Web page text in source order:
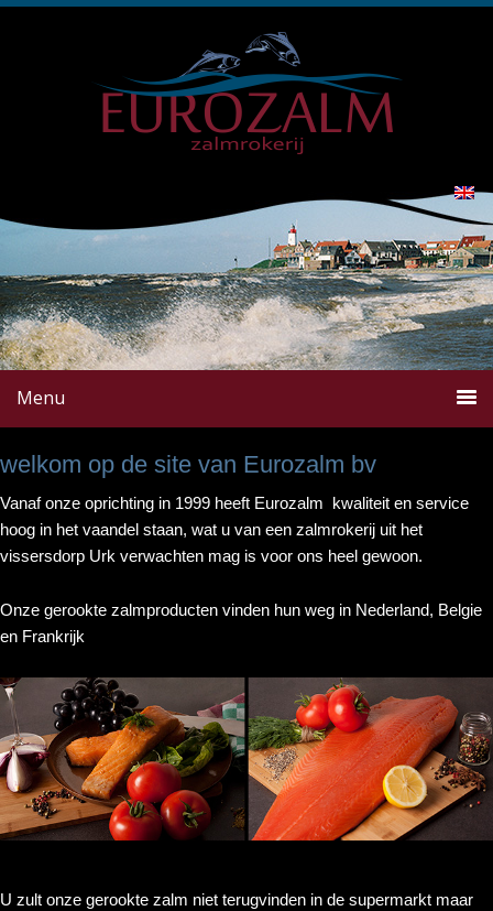
Menu
welkom op de site van Eurozalm bv
Vanaf onze oprichting in 1999 heeft Eurozalm kwaliteit en service
hoog in het vaandel staan, wat u van een zalmrokerij uit het
vissersdorp Urk verwachten mag is voor ons heel gewoon.
Onze gerookte zalmproducten vinden hun weg in Nederland, Belgie
en Frankrijk
U zult onze gerookte zalm niet terugvinden in de supermarkt maar